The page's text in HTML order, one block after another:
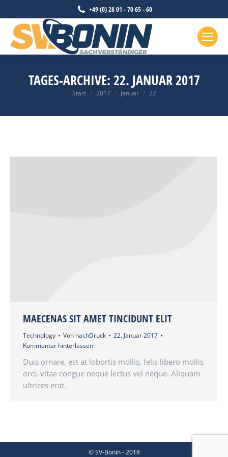
+49 (0) 28 01 - 70 65 - 60
TAGES-ARCHIVE: 22. JANUAR 2017
Sie befinden sich hier:
Start 2017 Januar 22
MAECENAS SIT AMET TINCIDUNT ELIT
Technology Von nachDruck
22. Januar 2017
Kommentar hinterlassen
Duis ornare, est at lobortis mollis, felis libero mollis
orci, vitae congue neque lectus vel neque. Aliquam
ultrices erat.
© SV-Bonin - 2018